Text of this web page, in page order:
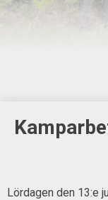
Lördagen den 13:e